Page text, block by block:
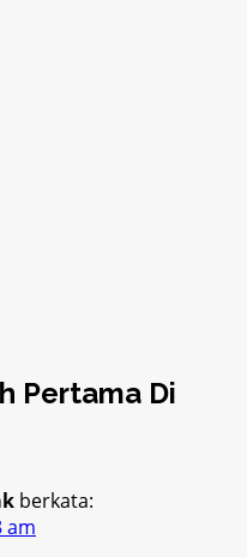
Pertama Di
berkata:
am